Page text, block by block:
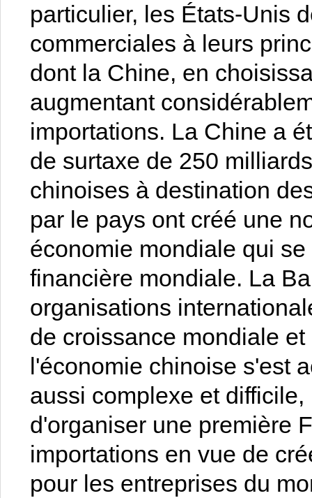
particulier, les États-Unis
commerciales à leurs
dont la Chine, en
augmentant
importations. La Chine a
de surtaxe de 250
chinoises à destination
par le pays ont créé une
économie mondiale qui
financière mondiale. La
organisations
de croissance mondiale
l'économie chinoise s'est
aussi complexe et
d'organiser une première
importations en vue de
pour les entreprises du